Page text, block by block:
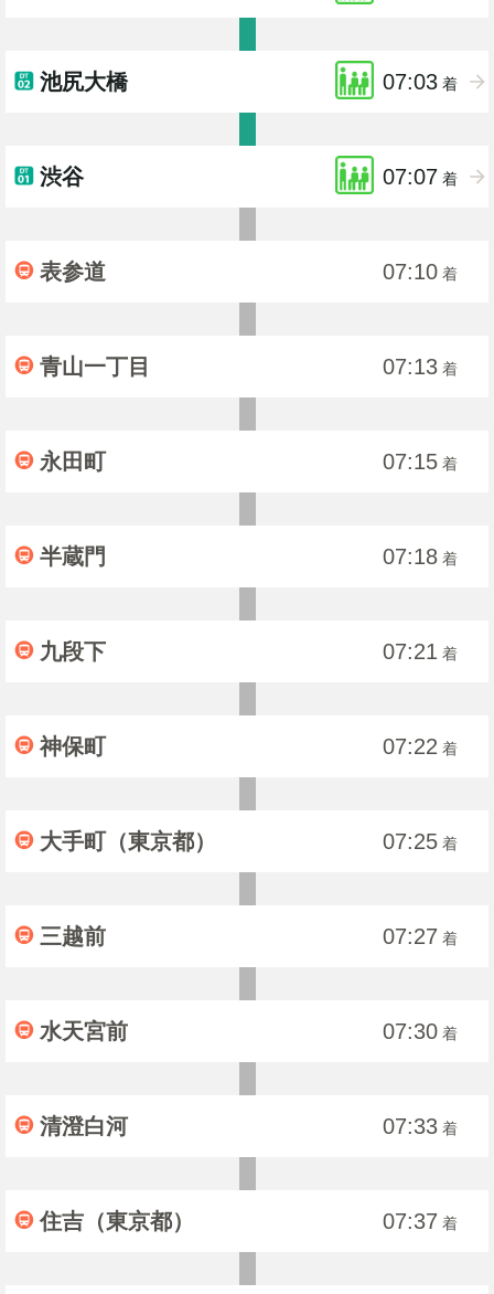
池尻大橋 07:03 着
渋谷 07:07 着
表参道 07:10 着
青山一丁目 07:13 着
永田町 07:15 着
半蔵門 07:18 着
九段下 07:21 着
神保町 07:22 着
大手町（東京都） 07:25 着
三越前 07:27 着
水天宮前 07:30 着
清澄白河 07:33 着
住吉（東京都） 07:37 着